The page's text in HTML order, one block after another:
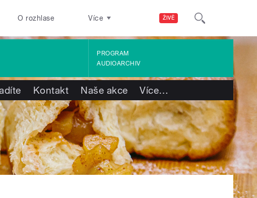
ŽIVĚ
O rozhlase Více
PROGRAM
AUDIOARCHIV
Kontakt Naše akce Více…